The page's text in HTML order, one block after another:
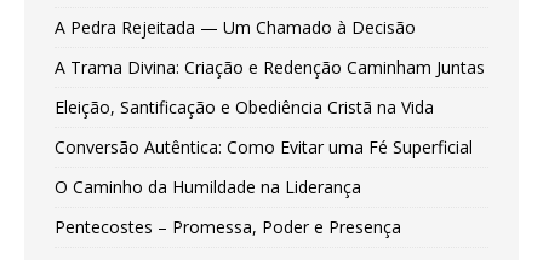
A Pedra Rejeitada — Um Chamado à Decisão
A Trama Divina: Criação e Redenção Caminham Juntas
Eleição, Santificação e Obediência Cristã na Vida
Conversão Autêntica: Como Evitar uma Fé Superficial
O Caminho da Humildade na Liderança
Pentecostes – Promessa, Poder e Presença